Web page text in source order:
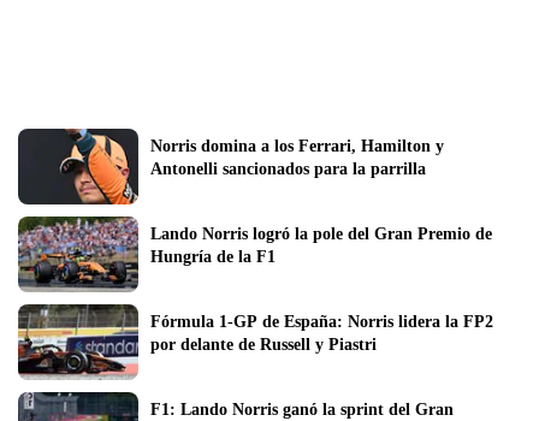
Norris domina a los Ferrari, Hamilton y
Lando Norris logró la pole del Gran Premio de
Hungría de la F1
Fórmula 1-GP de España: Norris lidera la FP2
por delante de Russell y Piastri
F1: Lando Norris ganó la sprint del Gran